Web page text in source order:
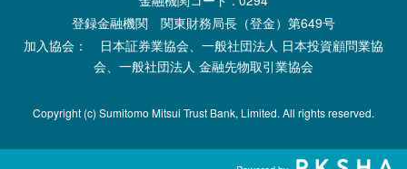
登録金融機関 関東財務局長（登金）第649号
加入協会： 日本証券業協会、一般社団法人 日本投資顧問業協
会、一般社団法人 金融先物取引業協会
Copyright (c) Sumitomo Mitsui Trust Bank, Limited. All rights reserved.